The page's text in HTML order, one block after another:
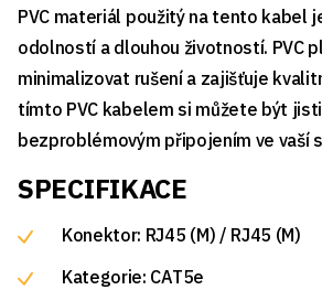
PVC materiál použitý na tento kabel
odolností a dlouhou životností. PVC
minimalizovat rušení a zajišťuje
tímto PVC kabelem si můžete být
bezproblémovým připojením ve vaší
SPECIFIKACE
Konektor: RJ45 (M) / RJ45 (M)
Kategorie: CAT5e